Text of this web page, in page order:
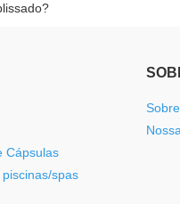
Cápsulas
spas